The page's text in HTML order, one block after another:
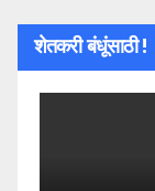
शेतकरी बंधूंसाठी !